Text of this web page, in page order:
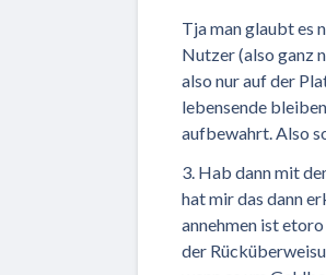
Tja man glaubt es
Nutzer (also ganz
also nur auf der
lebensende
aufbewahrt. Also
3. Hab dann mit
hat mir das dann
annehmen ist
der